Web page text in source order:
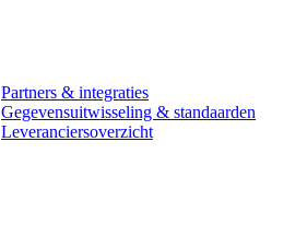
Partners & integraties
Gegevensuitwisseling & standaarden
Leveranciersoverzicht